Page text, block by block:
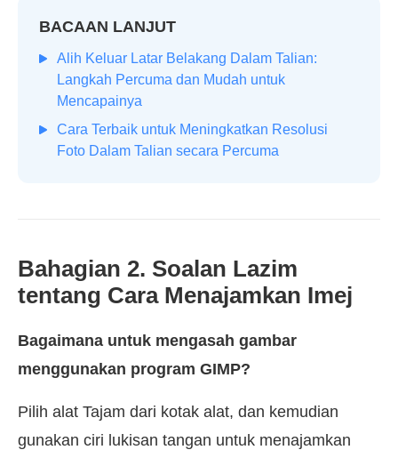
BACAAN LANJUT
Alih Keluar Latar Belakang Dalam Talian:
Langkah Percuma dan Mudah untuk
Mencapainya
Cara Terbaik untuk Meningkatkan Resolusi
Foto Dalam Talian secara Percuma
Bahagian 2. Soalan Lazim
tentang Cara Menajamkan Imej
Bagaimana untuk mengasah gambar
menggunakan program GIMP?
Pilih alat Tajam dari kotak alat, dan kemudian
gunakan ciri lukisan tangan untuk menajamkan